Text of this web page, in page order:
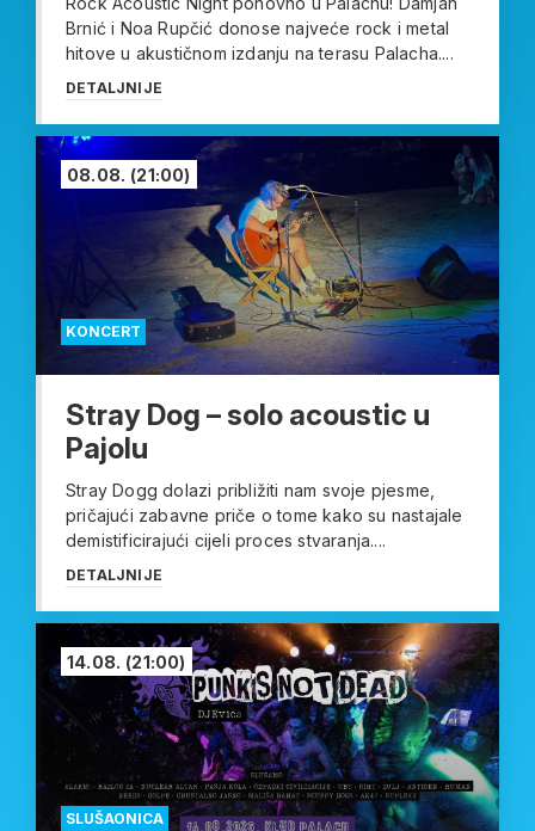
Brnić i Noa Rupčić donose najveće rock i metal
hitove u akustičnom izdanju na terasu Palacha....
DETALJNIJE
KONCERT
08.08. (21:00)
Stray Dog – solo acoustic u
Pajolu
Stray Dogg dolazi približiti nam svoje pjesme,
pričajući zabavne priče o tome kako su nastajale
demistificirajući cijeli proces stvaranja....
DETALJNIJE
SLUŠAONICA
14.08. (21:00)